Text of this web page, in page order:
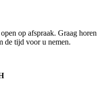
op afspraak. Graag horen
de tijd voor u nemen.